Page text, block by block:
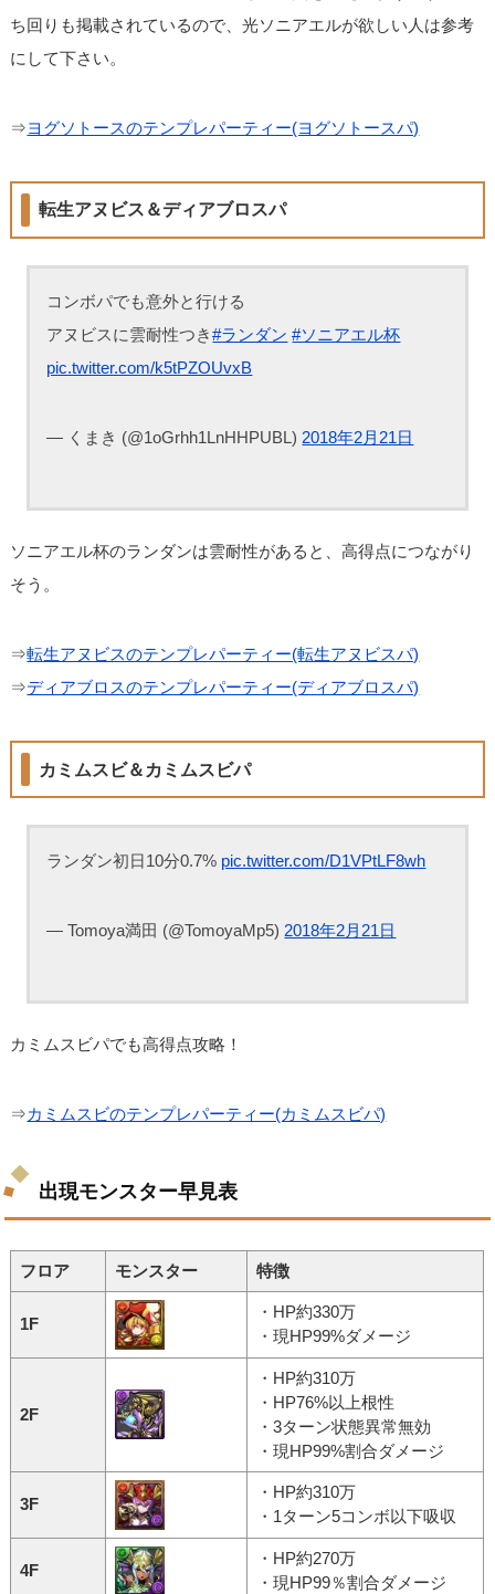
ち回りも掲載されているので、光ソニアエルが欲しい人は参考
にして下さい。
⇒ヨグソトースのテンプレパーティー(ヨグソトースパ)
転生アヌビス＆ディアブロスパ
コンボパでも意外と行ける
アヌビスに雲耐性つき#ランダン #ソニアエル杯
pic.twitter.com/k5tPZOUvxB
— くまき (@1oGrhh1LnHHPUBL) 2018年2月21日
ソニアエル杯のランダンは雲耐性があると、高得点につながり
そう。
⇒転生アヌビスのテンプレパーティー(転生アヌビスパ)
⇒ディアブロスのテンプレパーティー(ディアブロスパ)
カミムスビ＆カミムスビパ
ランダン初日10分0.7% pic.twitter.com/D1VPtLF8wh
— Tomoya満田 (@TomoyaMp5) 2018年2月21日
カミムスビパでも高得点攻略！
⇒カミムスビのテンプレパーティー(カミムスビパ)
出現モンスター早見表
フロア モンスター 特徴
1F
・HP約330万
・現HP99%ダメージ
2F
・HP約310万
・HP76%以上根性
・3ターン状態異常無効
・現HP99%割合ダメージ
3F
・HP約310万
・1ターン5コンボ以下吸収
4F
・HP約270万
・現HP99％割合ダメージ